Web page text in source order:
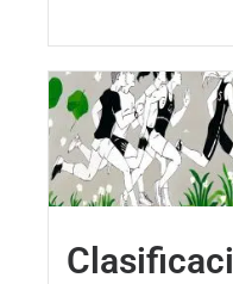
Clasificaci